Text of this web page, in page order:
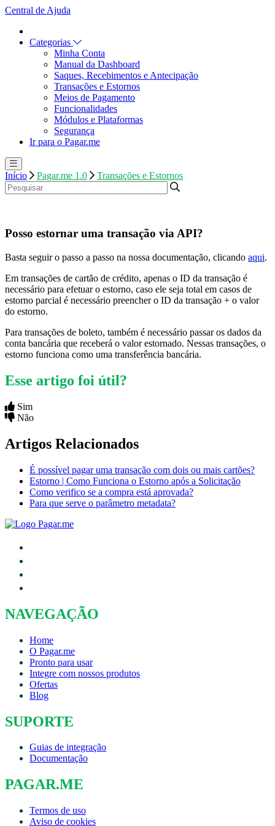
Central de Ajuda
Categorias
Minha Conta
Manual da Dashboard
Saques, Recebimentos e Antecipação
Transações e Estornos
Meios de Pagamento
Funcionalidades
Módulos e Plataformas
Segurança
Ir para o Pagar.me
Início Pagar.me 1.0 Transações e Estornos
Posso estornar uma transação via API?
Basta seguir o passo a passo na nossa documentação, clicando aqui.
Em transações de cartão de crédito, apenas o ID da transação é
necessário para efetuar o estorno, caso ele seja total em casos de
estorno parcial é necessário preencher o ID da transação + o valor
do estorno.
Para transações de boleto, também é necessário passar os dados da
conta bancária que receberá o valor estornado. Nessas transações, o
estorno funciona como uma transferência bancária.
Esse artigo foi útil?
Sim
Não
Artigos Relacionados
É possível pagar uma transação com dois ou mais cartões?
Estorno | Como Funciona o Estorno após a Solicitação
Como verifico se a compra está aprovada?
Para que serve o parâmetro metadata?
NAVEGAÇÃO
Home
O Pagar.me
Pronto para usar
Integre com nossos produtos
Ofertas
Blog
SUPORTE
Guias de integração
Documentação
PAGAR.ME
Termos de uso
Aviso de cookies